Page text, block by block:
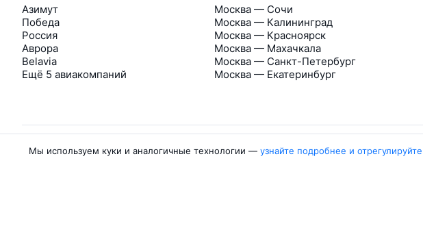
Азимут
Победа
Россия
Аврора
Belavia
Ещё 5 авиакомпаний
Москва — Сочи
Москва — Калининград
Москва — Красноярск
Москва — Махачкала
Москва — Санкт-Петербург
Москва — Екатеринбург
Мы используем куки и аналогичные технологии — узнайте подробнее и